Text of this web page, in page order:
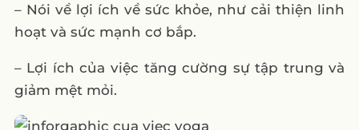
– Nói về lợi ích về sức khỏe, như cải thiện linh
hoạt và sức mạnh cơ bắp.
– Lợi ích của việc tăng cường sự tập trung và
giảm mệt mỏi.